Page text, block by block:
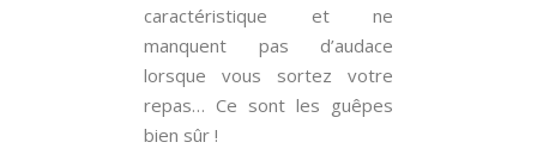
caractéristique et ne
manquent pas d’audace
lorsque vous sortez votre
repas… Ce sont les guêpes
bien sûr !